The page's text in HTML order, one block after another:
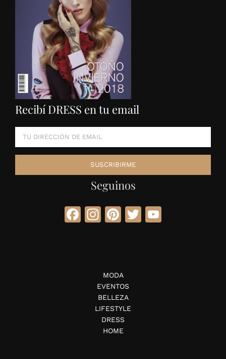
Recibí DRESS en tu email
Seguinos
Facebook
Instagram
Pinterest
Twitter
MODA
EVENTOS
BELLEZA
LIFESTYLE
DRESS
HOME